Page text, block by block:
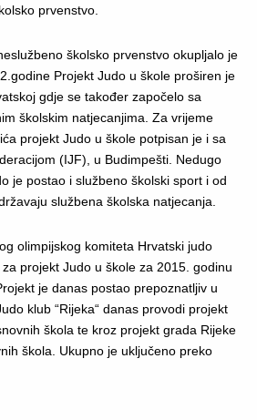
prvenstvo.
školsko prvenstvo okupljalo je
Projekt Judo u škole proširen je
gdje se također započelo sa
školskim natjecanjima. Za vrijeme
projekt Judo u škole potpisan je i sa
(IJF), u Budimpešti. Nedugo
je postao i službeno školski sport i od
službena školska natjecanja.
olimpijskog komiteta Hrvatski judo
projekt Judo u škole za 2015. godinu
je danas postao prepoznatljiv u
klub “Rijeka“ danas provodi projekt
škola te kroz projekt grada Rijeke
škola. Ukupno je uključeno preko